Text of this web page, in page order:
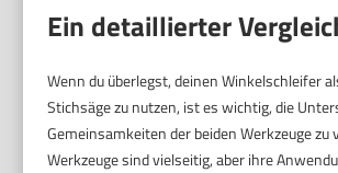
Ein detaillierter
Wenn du überlegst, deinen Winkelschleifer
Stichsäge zu nutzen, ist es wichtig, die
Gemeinsamkeiten der beiden Werkzeuge zu
Werkzeuge sind vielseitig, aber ihre